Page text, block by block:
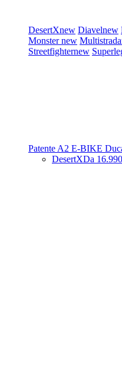
DesertXnew Diavelnew
Monsternew Multistrada
Streetfighternew
Patente A2 E-BIKE
DesertXDa